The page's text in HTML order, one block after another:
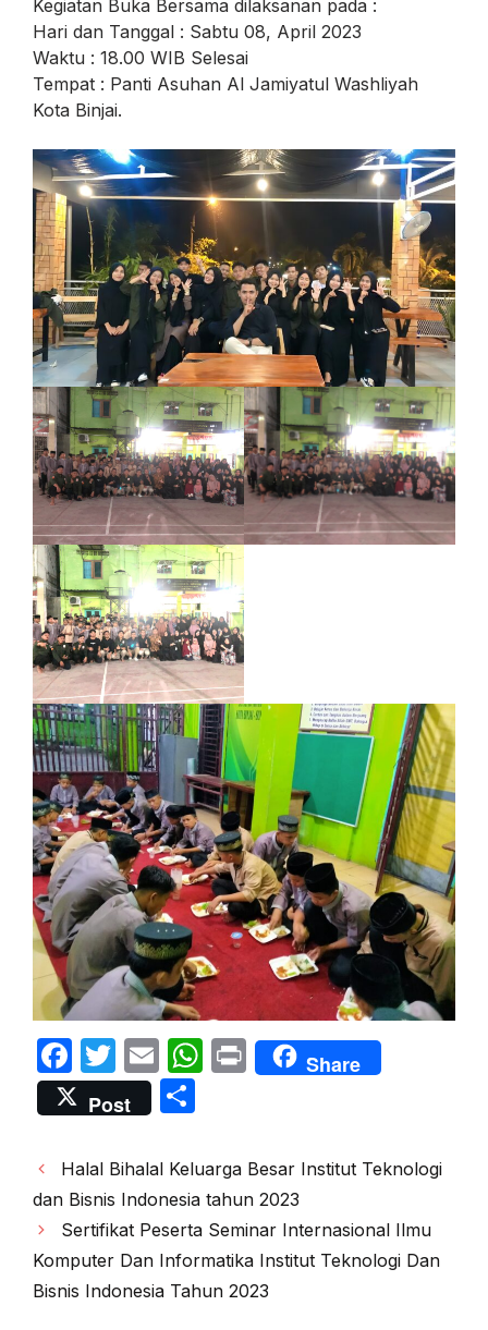
Kegiatan Buka Bersama dilaksanan pada :
Hari dan Tanggal : Sabtu 08, April 2023
Waktu : 18.00 WIB Selesai
Tempat : Panti Asuhan Al Jamiyatul Washliyah
Kota Binjai.
F
a
c
e
b
o
o
k
T
w
itt
er
E
m
ail
W
s
A
p
p
P
ri
Share
Post
ar
e
Post
navigation
Halal Bihalal Keluarga Besar Institut Teknologi
dan Bisnis Indonesia tahun 2023
Sertifikat Peserta Seminar Internasional Ilmu
Komputer Dan Informatika Institut Teknologi Dan
Bisnis Indonesia Tahun 2023